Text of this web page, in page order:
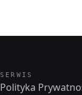
SERWIS
Polityka